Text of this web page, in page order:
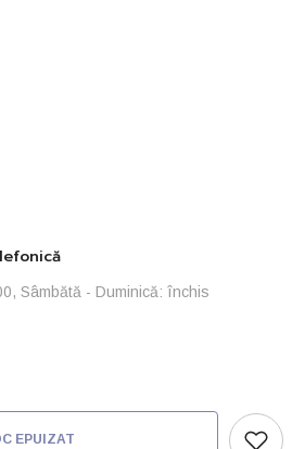
Sâmbătă - Duminică: închis
EPUIZAT